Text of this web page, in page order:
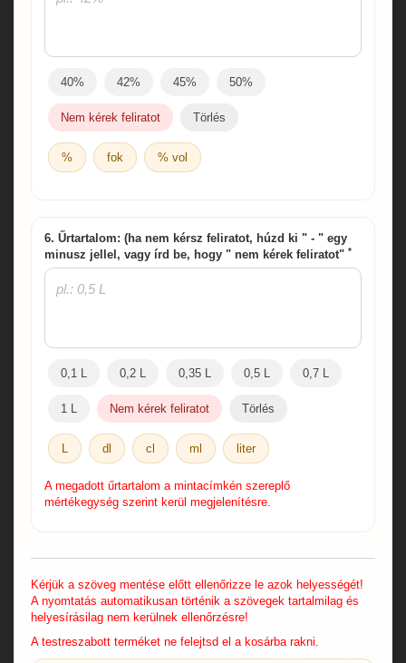
40% 42% 45% 50%
Nem kérek feliratot Törlés
% fok % vol
6. Űrtartalom: (ha nem kérsz feliratot, húzd ki " - " egy
minusz jellel, vagy írd be, hogy " nem kérek feliratot" *
0,1 L 0,2 L 0,35 L 0,5 L 0,7 L
1 L Nem kérek feliratot Törlés
L dl cl ml liter
A megadott űrtartalom a mintacímkén szereplő
mértékegység szerint kerül megjelenítésre.
Kérjük a szöveg mentése előtt ellenőrizze le azok helyességét!
A nyomtatás automatikusan történik a szövegek tartalmilag és
helyesírásilag nem kerülnek ellenőrzésre!
A testreszabott terméket ne felejtsd el a kosárba rakni.